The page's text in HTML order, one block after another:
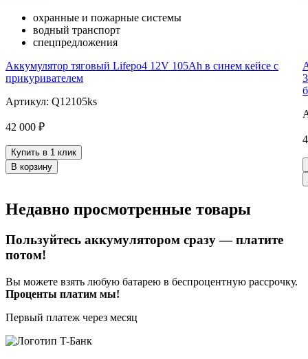
охранные и пожарные системы
водный транспорт
спецпредложения
Аккумулятор тяговый Lifepo4 12V 105Ah в синем кейсе c
прикуривателем
Артикул: Q12105ks
42 000 ₽
Купить в 1 клик
В корзину
Недавно просмотренные товары
Пользуйтесь аккумулятором сразу— платите
потом!
Вы можете взять любую батарею в беспроцентную рассрочку.
Проценты платим мы!
Первый платеж через месяц